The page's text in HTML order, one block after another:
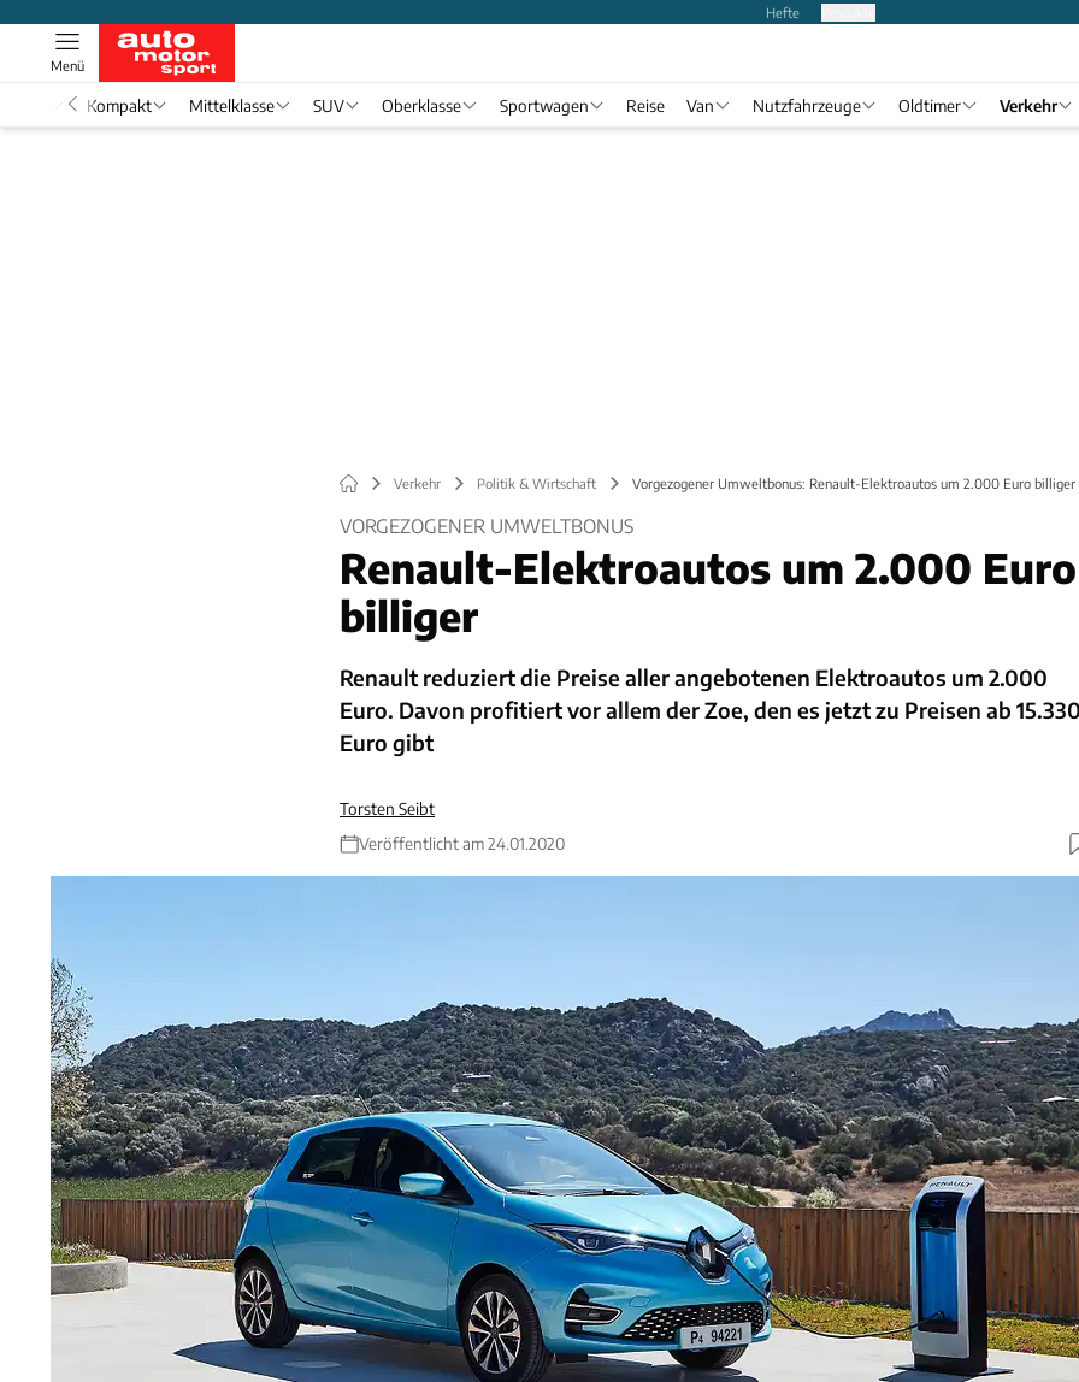
Hefte
Menü
Kompakt Mittelklasse SUV Oberklasse Sportwagen Reise Van Nutzfahrzeuge Oldtimer Verkehr
Verkehr Politik & Wirtschaft Vorgezogener Umweltbonus: Renault-Elektroautos um 2.000 Euro billiger
VORGEZOGENER UMWELTBONUS
Renault-Elektroautos um 2.000 Euro
billiger
Renault reduziert die Preise aller angebotenen Elektroautos um 2.000
Euro. Davon profitiert vor allem der Zoe, den es jetzt zu Preisen ab
Euro gibt
Torsten Seibt
Veröffentlicht am 24.01.2020